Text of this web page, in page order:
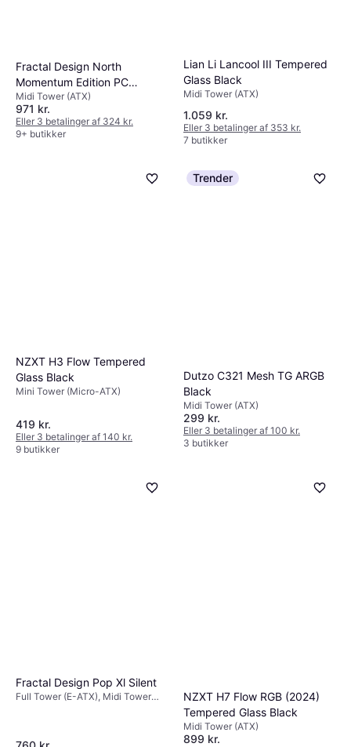
Fractal Design North
Momentum Edition PC
Kabinet Sort
Midi Tower (ATX)
971 kr.
Eller 3 betalinger af 324 kr.
9+ butikker
Lian Li Lancool III Tempered
Glass Black
Midi Tower (ATX)
1.059 kr.
Eller 3 betalinger af 353 kr.
7 butikker
NZXT H3 Flow Tempered
Glass Black
Mini Tower (Micro-ATX)
419 kr.
Eller 3 betalinger af 140 kr.
9 butikker
Trender
Dutzo C321 Mesh TG ARGB
Black
Midi Tower (ATX)
299 kr.
Eller 3 betalinger af 100 kr.
3 butikker
Fractal Design Pop Xl Silent
Full Tower (E-ATX), Midi Tower
NZXT H7 Flow RGB (2024)
Tempered Glass Black
Midi Tower (ATX)
899 kr.